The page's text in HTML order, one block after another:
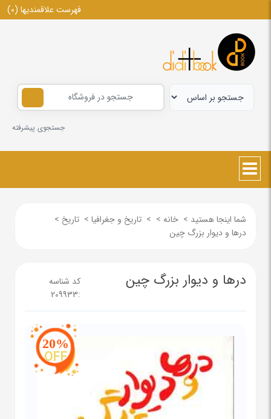
فهرست علاقمندیها (0)
جستجوی پیشرفته
شما اینجا هستید > خانه >
> تاریخ و جغرافیا > تاریخ >
درها و دیوار بزرگ چین
درها و دیوار بزرگ چین
کد شناسه
:
209933
20%
OFF